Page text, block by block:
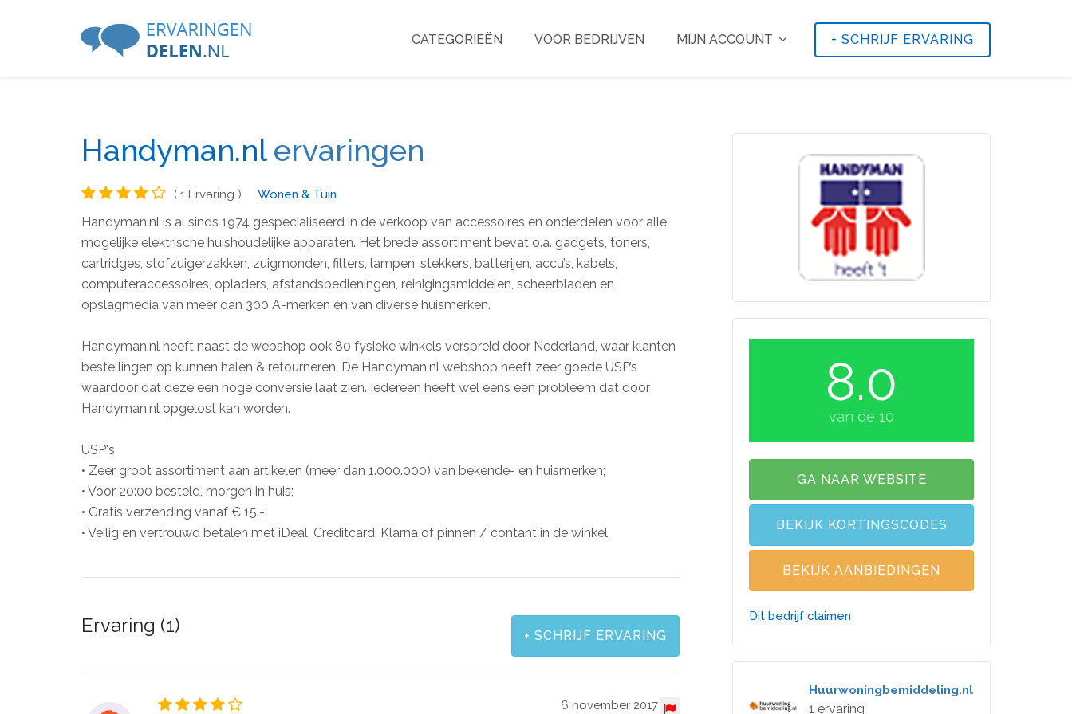
CATEGORIEËN VOOR BEDRIJVEN MIJN ACCOUNT + SCHRIJF ERVARING
Handyman.nlervaringen
( 1 Ervaring ) Wonen & Tuin
Handyman.nl is al sinds 1974 gespecialiseerd in de verkoop van accessoires en onderdelen voor alle
mogelijke elektrische huishoudelijke apparaten. Het brede assortiment bevat o.a. gadgets, toners,
cartridges, stofzuigerzakken, zuigmonden, filters, lampen, stekkers, batterijen, accu’s, kabels,
computeraccessoires, opladers, afstandsbedieningen, reinigingsmiddelen, scheerbladen en
opslagmedia van meer dan 300 A-merken én van diverse huismerken.
Handyman.nl heeft naast de webshop ook 80 fysieke winkels verspreid door Nederland, waar klanten
bestellingen op kunnen halen & retourneren. De Handyman.nl webshop heeft zeer goede USP’s
waardoor dat deze een hoge conversie laat zien. Iedereen heeft wel eens een probleem dat door
Handyman.nl opgelost kan worden.
USP's
• Zeer groot assortiment aan artikelen (meer dan 1.000.000) van bekende- en huismerken;
• Voor 20:00 besteld, morgen in huis;
• Gratis verzending vanaf € 15,-;
• Veilig en vertrouwd betalen met iDeal, Creditcard, Klarna of pinnen / contant in de winkel.
+ SCHRIJF ERVARING
Ervaring (1)
6 november 2017
8.0
van de 10
GA NAAR WEBSITE
BEKIJK KORTINGSCODES
BEKIJK AANBIEDINGEN
Dit bedrijf claimen
Huurwoningbemiddeling.nl
1 ervaring